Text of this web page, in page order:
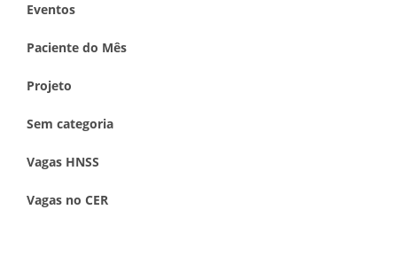
Eventos
Paciente do Mês
Projeto
Sem categoria
Vagas HNSS
Vagas no CER